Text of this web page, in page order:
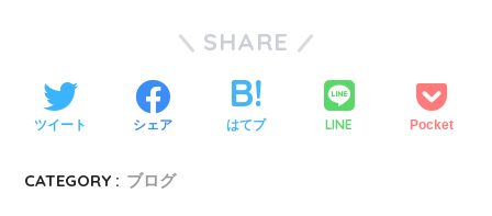
SHARE
ツイート シェア はてブ LINE Pocket
CATEGORY : ブログ